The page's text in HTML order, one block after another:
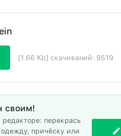
[1.66 Kb] скачиваний: 9519
своим!
перекрась
одежду, причёску или